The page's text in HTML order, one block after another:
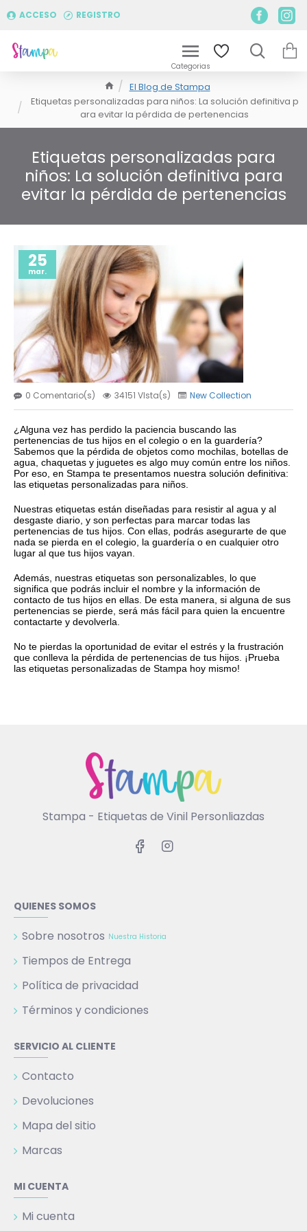
ACCESO REGISTRO
El Blog de Stampa
Etiquetas personalizadas para niños: La solución definitiva p
ara evitar la pérdida de pertenencias
Etiquetas personalizadas para
niños: La solución definitiva para
evitar la pérdida de pertenencias
25
mar.
0 Comentario(s) 34151 VIsta(s) New Collection
¿Alguna vez has perdido la paciencia buscando las
pertenencias de tus hijos en el colegio o en la guardería?
Sabemos que la pérdida de objetos como mochilas, botellas de
agua, chaquetas y juguetes es algo muy común entre los niños.
Por eso, en Stampa te presentamos nuestra solución definitiva:
las etiquetas personalizadas para niños.
Nuestras etiquetas están diseñadas para resistir al agua y al
desgaste diario, y son perfectas para marcar todas las
pertenencias de tus hijos. Con ellas, podrás asegurarte de que
nada se pierda en el colegio, la guardería o en cualquier otro
lugar al que tus hijos vayan.
Además, nuestras etiquetas son personalizables, lo que
significa que podrás incluir el nombre y la información de
contacto de tus hijos en ellas. De esta manera, si alguna de sus
pertenencias se pierde, será más fácil para quien la encuentre
contactarte y devolverla.
No te pierdas la oportunidad de evitar el estrés y la frustración
que conlleva la pérdida de pertenencias de tus hijos. ¡Prueba
las etiquetas personalizadas de Stampa hoy mismo!
Stampa - Etiquetas de Vinil Personliazdas
QUIENES SOMOS
Sobre nosotros Nuestra Historia
Tiempos de Entrega
Política de privacidad
Términos y condiciones
SERVICIO AL CLIENTE
Contacto
Devoluciones
Mapa del sitio
Marcas
MI CUENTA
Mi cuenta